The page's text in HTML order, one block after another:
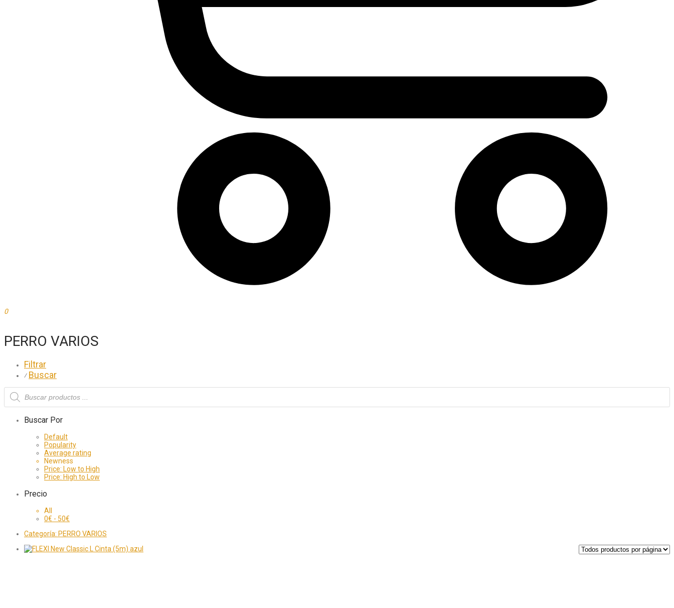
0
PERRO VARIOS
Filtrar
⁄ Buscar
Buscar Por
Default
Popularity
Average rating
Newness
Price: Low to High
Price: High to Low
Precio
All
0€ - 50€
Categoría: PERRO VARIOS